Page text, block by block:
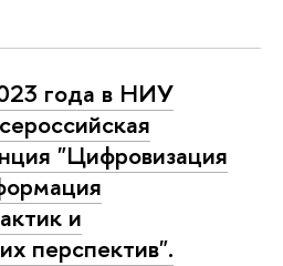
года в НИУ
"Цифровизация
и
перспектив".